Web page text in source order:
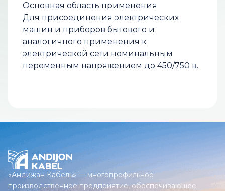
Основная область применения
Для присоединения электрических
машин и приборов бытового и
аналогичного применения к
электрической сети номинальным
переменным напряжением до 450/750 в.
«Андижан Кабель» — многопрофильное
производственное предприятие, обеспечивающее